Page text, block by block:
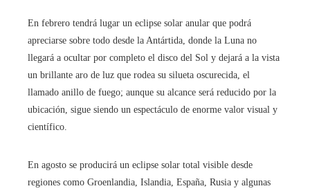
En febrero tendrá lugar un eclipse solar anular que podrá
apreciarse sobre todo desde la Antártida, donde la Luna no
llegará a ocultar por completo el disco del Sol y dejará a la vista
un brillante aro de luz que rodea su silueta oscurecida, el
llamado anillo de fuego; aunque su alcance será reducido por la
ubicación, sigue siendo un espectáculo de enorme valor visual y
científico.
En agosto se producirá un eclipse solar total visible desde
regiones como Groenlandia, Islandia, España, Rusia y algunas